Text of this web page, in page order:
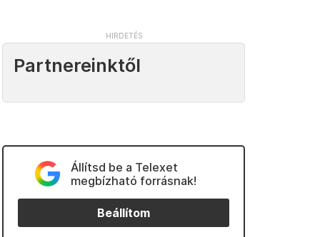
Partnereinktől
Állítsd be a Telexet
megbízható forrásnak!
Beállítom